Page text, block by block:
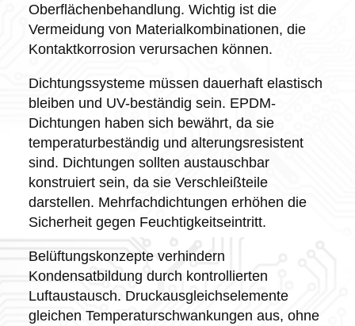
Oberflächenbehandlung. Wichtig ist die
Vermeidung von Materialkombinationen, die
Kontaktkorrosion verursachen können.
Dichtungssysteme müssen dauerhaft elastisch
bleiben und UV-beständig sein. EPDM-
Dichtungen haben sich bewährt, da sie
temperaturbeständig und alterungsresistent
sind. Dichtungen sollten austauschbar
konstruiert sein, da sie Verschleißteile
darstellen. Mehrfachdichtungen erhöhen die
Sicherheit gegen Feuchtigkeitseintritt.
Belüftungskonzepte verhindern
Kondensatbildung durch kontrollierten
Luftaustausch. Druckausgleichselemente
gleichen Temperaturschwankungen aus, ohne